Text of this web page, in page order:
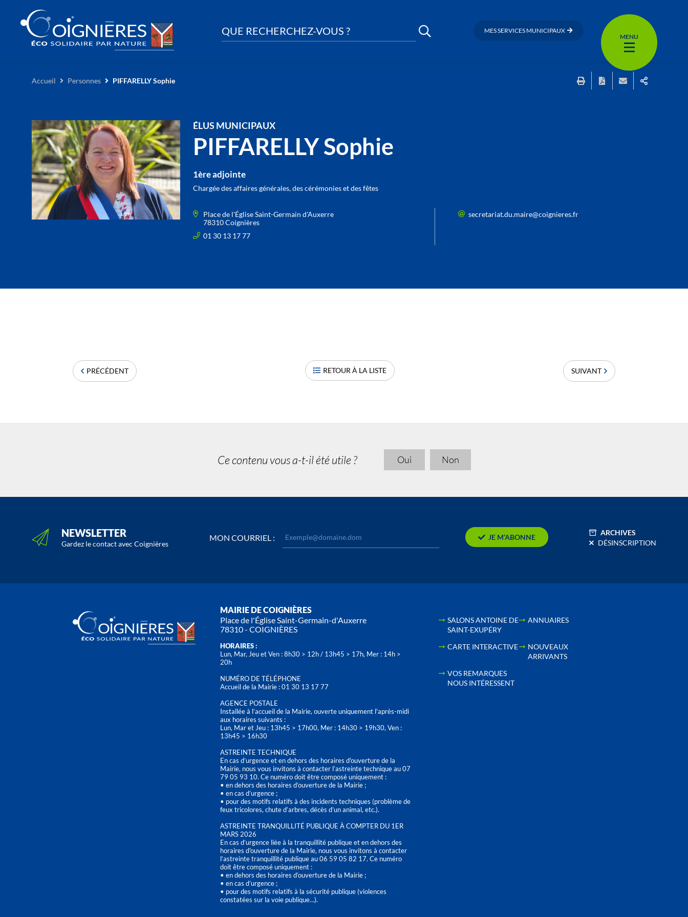
QUE RECHERCHEZ-VOUS ? MES SERVICES MUNICIPAUX
MENU
Accueil Personnes PIFFARELLY Sophie
ÉLUS MUNICIPAUX
PIFFARELLY Sophie
1ère adjointe
Chargée des affaires générales, des cérémonies et des fêtes
Place de l'Église Saint-Germain d'Auxerre
78310 Coignières
01 30 13 17 77
secretariat.du.maire@coignieres.fr
PRÉCÉDENT RETOUR À LA LISTE SUIVANT
Ce contenu vous a-t-il été utile ? Oui Non
NEWSLETTER
Gardez le contact avec Coignières
MON COURRIEL : JE M’ABONNE
ARCHIVES
DÉSINSCRIPTION
MAIRIE DE COIGNIÈRES
Place de l'Église Saint-Germain-d'Auxerre
78310 - COIGNIÈRES
HORAIRES :
Lun, Mar, Jeu et Ven : 8h30 > 12h / 13h45 > 17h, Mer : 14h >
20h
NUMÉRO DE TÉLÉPHONE
Accueil de la Mairie : 01 30 13 17 77
AGENCE POSTALE
Installée à l’accueil de la Mairie, ouverte uniquement l'après-midi
aux horaires suivants :
Lun, Mar et Jeu : 13h45 > 17h00, Mer : 14h30 > 19h30, Ven :
13h45 > 16h30
ASTREINTE TECHNIQUE
En cas d’urgence et en dehors des horaires d'ouverture de la
Mairie, nous vous invitons à contacter l’astreinte technique au 07
79 05 93 10. Ce numéro doit être composé uniquement :
• en dehors des horaires d’ouverture de la Mairie ;
• en cas d’urgence ;
• pour des motifs relatifs à des incidents techniques (problème de
feux tricolores, chute d’arbres, décès d’un animal, etc.).
ASTREINTE TRANQUILLITÉ PUBLIQUE À COMPTER DU 1ER
MARS 2026
En cas d’urgence liée à la tranquillité publique et en dehors des
horaires d'ouverture de la Mairie, nous vous invitons à contacter
l’astreinte tranquillité publique au 06 59 05 82 17. Ce numéro
doit être composé uniquement :
• en dehors des horaires d’ouverture de la Mairie ;
• en cas d’urgence ;
• pour des motifs relatifs à la sécurité publique (violences
constatées sur la voie publique…).
SALONS ANTOINE DE
SAINT-EXUPÉRY
ANNUAIRES
CARTE INTERACTIVE
NOUVEAUX
ARRIVANTS
VOS REMARQUES
NOUS INTÉRESSENT